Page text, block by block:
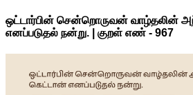
ஒட்டார்பின் சென்றொருவன் வாழ்தலின்
எனப்படுதல் நன்று. | குறள் எண் - 967